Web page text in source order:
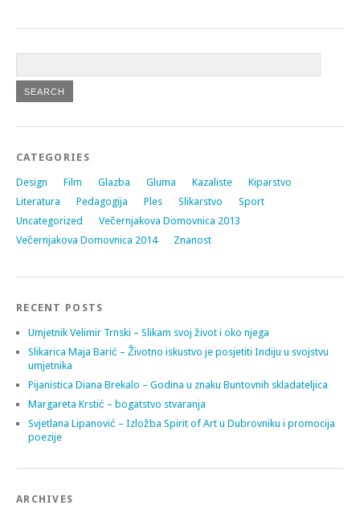
CATEGORIES
Design Film Glazba Gluma Kazaliste
Kiparstvo
Literatura
Pedagogija Ples Slikarstvo
Sport
Uncategorized
Večernjakova Domovnica 2013
Večernjakova Domovnica 2014
Znanost
RECENT POSTS
Umjetnik Velimir Trnski – Slikam svoj život i oko njega
Slikarica Maja Barić – Životno iskustvo je posjetiti Indiju u svojstvu
umjetnika
Pijanistica Diana Brekalo – Godina u znaku Buntovnih skladateljica
Margareta Krstić – bogatstvo stvaranja
Svjetlana Lipanović – Izložba Spirit of Art u Dubrovniku i promocija
poezije
ARCHIVES